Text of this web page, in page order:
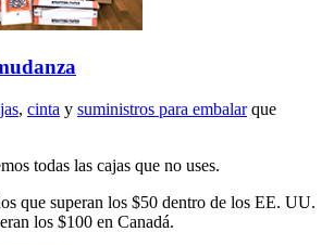
, cinta y suministros para embalarque
todas las cajas que no uses.
que superan los $50 dentro de los EE. UU.
los $100 en Canadá.